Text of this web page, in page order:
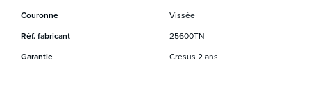
Couronne Vissée
Réf. fabricant 25600TN
Garantie Cresus 2 ans